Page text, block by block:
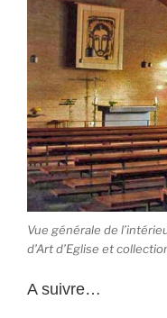
Vue générale de
d’Art d’Eglise et
A suivre…